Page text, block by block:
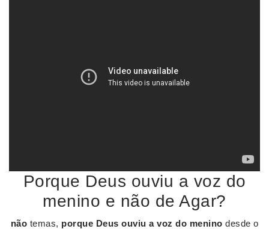
Porque Deus ouviu a voz do
menino e não de Agar?
não temas, porque Deus ouviu a voz do menino desde o